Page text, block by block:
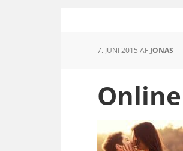
7. JUNI 2015 AF JONAS